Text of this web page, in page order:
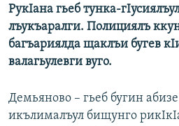
РукIана гьеб тунка-
лъукъаралги. Полициялъ
багъариялда щаклъи бугев
валагьулевги вуго.
Демьяново – гьеб бугин
икълималъул бищунго